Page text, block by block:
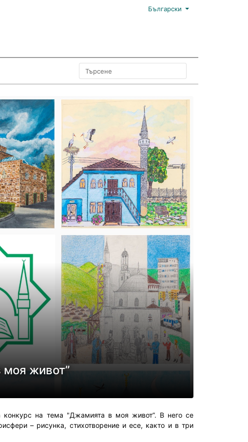
Български
моя живот”
конкурс на тема "Джамията в моя живот”. В него се
сфери – рисунка, стихотворение и есе, както и в три